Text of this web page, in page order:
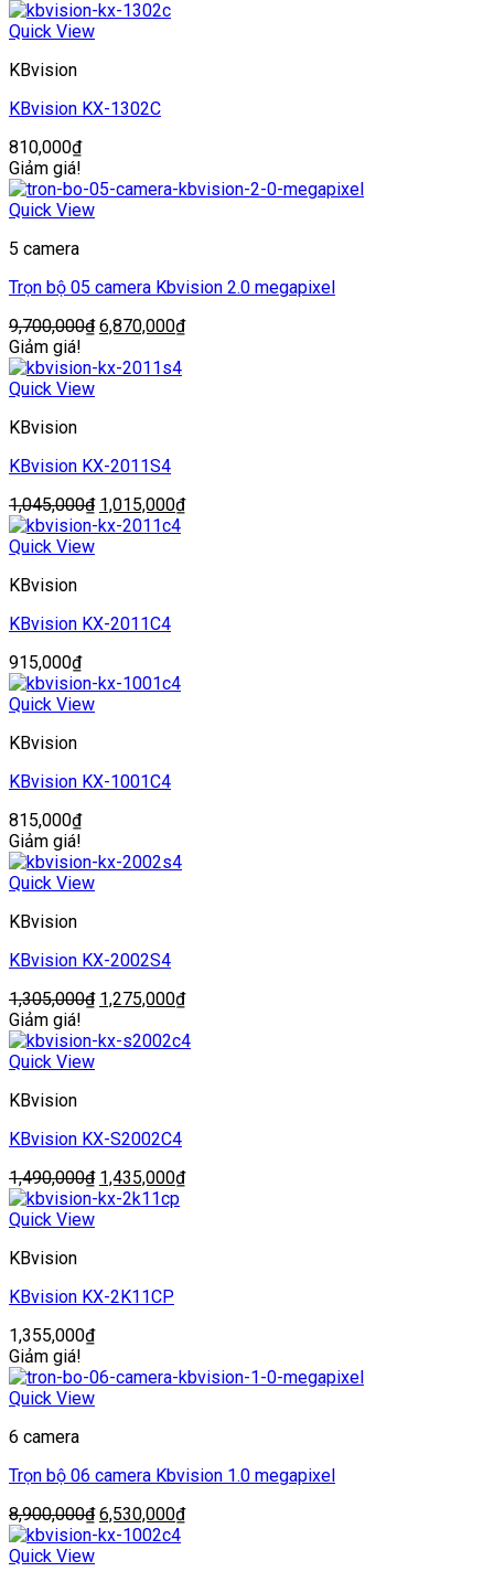
Quick View
KBvision
KBvision KX-1302C
810,000₫
Giảm giá!
Quick View
5 camera
Trọn bộ 05 camera Kbvision 2.0 megapixel
9,700,000₫ Giá
là:
6,870,000₫Giá
Giảm giá!
Quick View
KBvision
KBvision KX-2011S4
1,045,000₫ Giá
gốc
1,015,000₫Giá
Quick View
KBvision
KBvision KX-2011C4
915,000₫
Quick View
KBvision
KBvision KX-1001C4
815,000₫
Giảm giá!
Quick View
KBvision
KBvision KX-2002S4
1,305,000₫ Giá
là:
1,275,000₫Giá
tại
Giảm giá!
Quick View
KBvision
KBvision KX-S2002C4
1,490,000₫ Giá
gốc
1,435,000₫Giá
Quick View
KBvision
KBvision KX-2K11CP
1,355,000₫
Giảm giá!
Quick View
6 camera
Trọn bộ 06 camera Kbvision 1.0 megapixel
8,900,000₫ Giá
gốc
6,530,000₫Giá
Quick View